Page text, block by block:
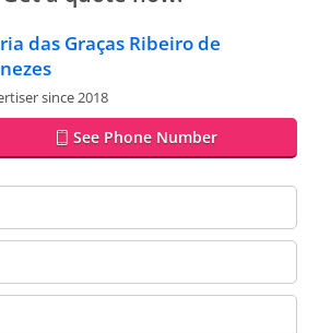
das Graças Ribeiro de
since 2018
See Phone Number